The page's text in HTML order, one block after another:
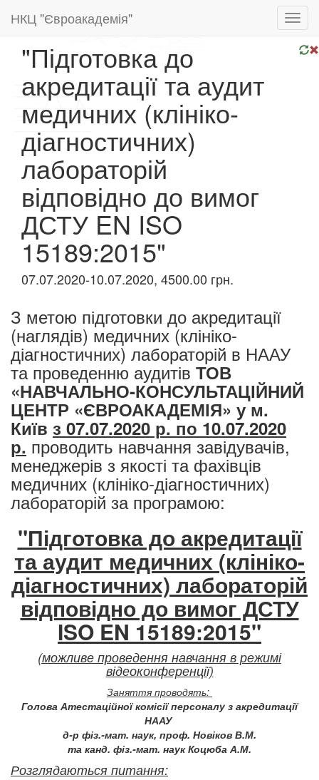
НКЦ "Євроакадемія"
"Підготовка до
акредитації та аудит
медичних (клініко-
діагностичних)
лабораторій
відповідно до вимог
ДСТУ EN ISO
15189:2015"
07.07.2020-10.07.2020, 4500.00 грн.
З метою підготовки до акредитації
(наглядів) медичних (клініко-
діагностичних) лабораторій в НААУ
та проведенню аудитів ТОВ
«НАВЧАЛЬНО-КОНСУЛЬТАЦІЙНИЙ
ЦЕНТР «ЄВРОАКАДЕМІЯ» у м.
Київ з 07.07.2020 р. по 10.07.2020
р. проводить навчання завідувачів,
менеджерів з якості та фахівців
медичних (клініко-діагностичних)
лабораторій за програмою:​
"Підготовка до акредитації
та аудит медичних (клініко-
діагностичних) лабораторій
відповідно до вимог ДСТУ
ISO EN 15189:2015"
(можливе проведення навчання в режимі
відеоконференції)
Заняття проводять:
Голова Атестаційної комісії персоналу з акредитації
НААУ
д-р фіз.-мат. наук, проф. Новіков В.М.
та канд. фіз.-мат. наук Коцюба А.М.
Розглядаються питання: